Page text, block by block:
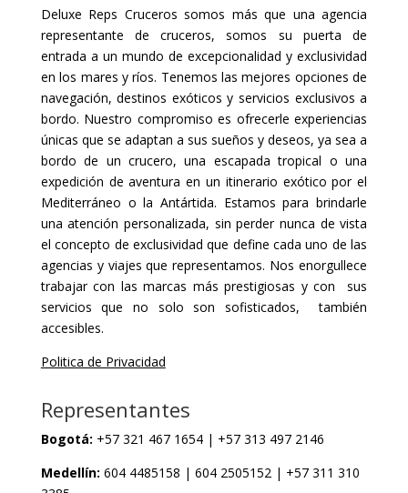
Deluxe Reps Cruceros somos más que una agencia
representante de cruceros, somos su puerta de
entrada a un mundo de excepcionalidad y exclusividad
en los mares y ríos. Tenemos las mejores opciones de
navegación, destinos exóticos y servicios exclusivos a
bordo. Nuestro compromiso es ofrecerle experiencias
únicas que se adaptan a sus sueños y deseos, ya sea a
bordo de un crucero, una escapada tropical o una
expedición de aventura en un itinerario exótico por el
Mediterráneo o la Antártida. Estamos para brindarle
una atención personalizada, sin perder nunca de vista
el concepto de exclusividad que define cada uno de las
agencias y viajes que representamos. Nos enorgullece
trabajar con las marcas más prestigiosas y con sus
servicios que no solo son sofisticados, también
accesibles.
Politica de Privacidad
Representantes
Bogotá: +57 321 467 1654 | +57 313 497 2146
Medellín: 604 4485158 | 604 2505152 | +57 311 310